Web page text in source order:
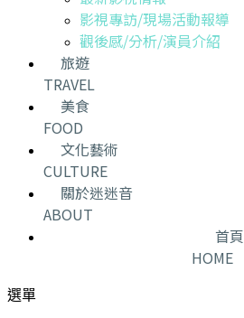
影視專訪/現場活動報導
觀後感/分析/演員介紹
旅遊
TRAVEL
美食
FOOD
文化藝術
CULTURE
關於迷迷音
ABOUT
首頁
HOME
選單